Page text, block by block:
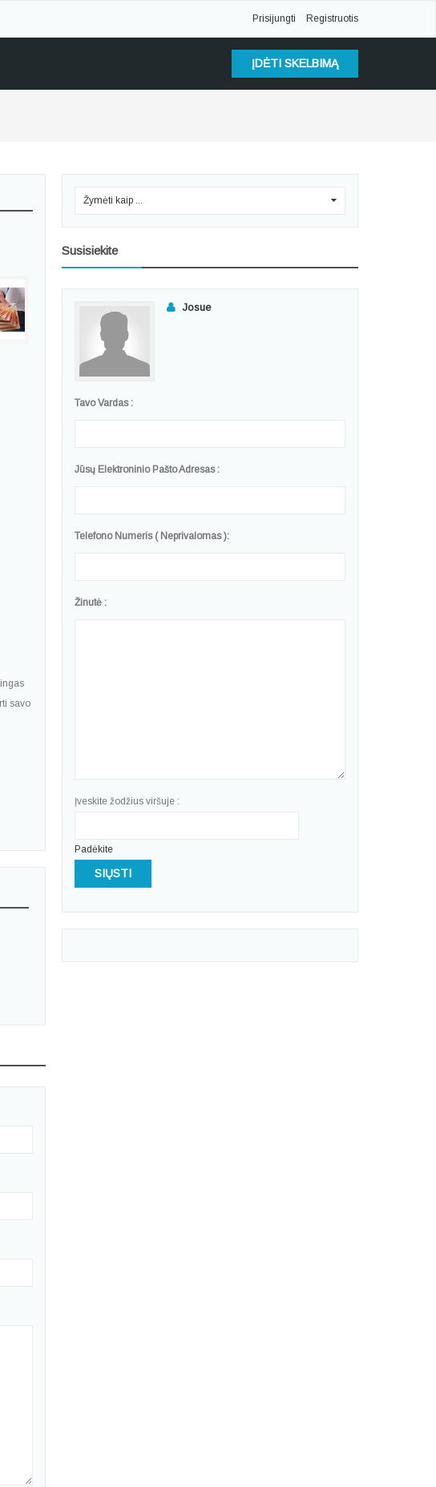
Prisijungti Registruotis
ĮDĖTI SKELBIMĄ
savo
Žymėti kaip ...
Susisiekite
Josue
Tavo Vardas :
Jūsų Elektroninio Pašto Adresas :
Telefono Numeris ( Neprivalomas ):
Žinutė :
Įveskite žodžius viršuje :
Padėkite
SIŲSTI